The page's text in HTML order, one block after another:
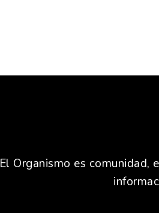
El Organismo es comunidad,